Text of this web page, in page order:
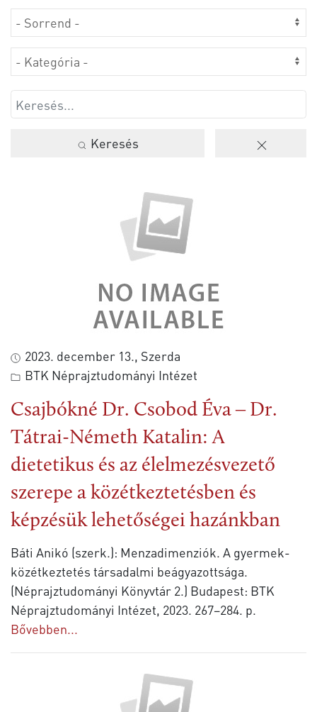
Keresés
2023. december 13., Szerda
BTK Néprajztudományi Intézet
Csajbókné Dr. Csobod Éva ‒ Dr.
Tátrai-Németh Katalin: A
dietetikus és az élelmezésvezető
szerepe a közétkeztetésben és
képzésük lehetőségei hazánkban
Báti Anikó (szerk.): Menzadimenziók. A gyermek-
közétkeztetés társadalmi beágyazottsága.
(Néprajztudományi Könyvtár 2.) Budapest: BTK
Néprajztudományi Intézet, 2023. 267–284. p.
Bővebben...